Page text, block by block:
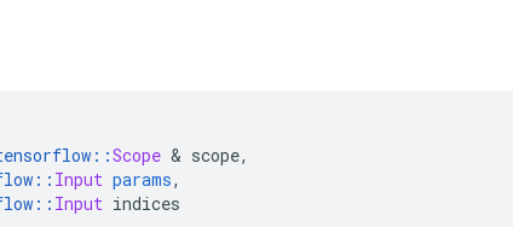
::Scope & scope,
:: Input params,
:: Input indices